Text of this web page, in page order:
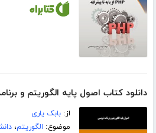
دانلود کتاب اصول پایه الگوریتم و
از:بابک یاری
موضوع: الگوریتم،